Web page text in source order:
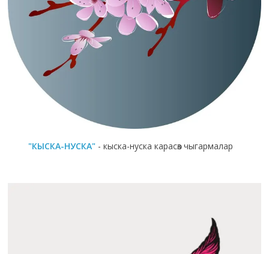
"КЫСКА-НУСКА" - кыска-нуска карасөз чыгармалар